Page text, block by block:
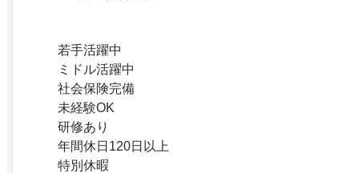
若手活躍中
ミドル活躍中
社会保険完備
未経験OK
研修あり
年間休日120日以上
特別休暇